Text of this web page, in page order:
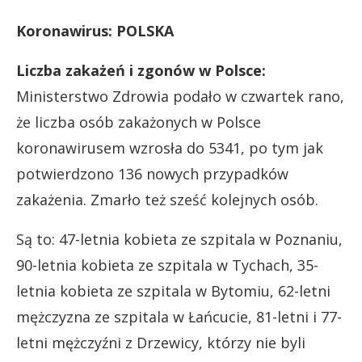
Koronawirus: POLSKA
Liczba zakażeń i zgonów w Polsce:
Ministerstwo Zdrowia podało w czwartek rano,
że liczba osób zakażonych w Polsce
koronawirusem wzrosła do 5341, po tym jak
potwierdzono 136 nowych przypadków
zakażenia. Zmarło też sześć kolejnych osób.
Są to: 47-letnia kobieta ze szpitala w Poznaniu,
90-letnia kobieta ze szpitala w Tychach, 35-
letnia kobieta ze szpitala w Bytomiu, 62-letni
mężczyzna ze szpitala w Łańcucie, 81-letni i 77-
letni mężczyźni z Drzewicy, którzy nie byli